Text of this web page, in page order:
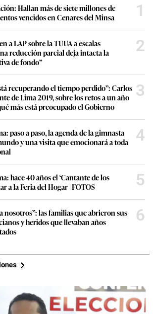
Hallan más de siete millones de
vencidos en Cenares del Minsa
1
a LAP sobre la TUUA a escalas
reducción parcial deja intacta la
de fondo”
2
recuperando el tiempo perdido”: Carlos
de Lima 2019, sobre los retos a un año
más está preocupado el Gobierno
3
paso a paso, la agenda de la gimnasta
y una visita que emocionará a toda
4
hace 40 años el ‘Cantante de los
a la Feria del Hogar | FOTOS
5
nosotros”: las familias que abrieron sus
y heridos que llevaban años
6